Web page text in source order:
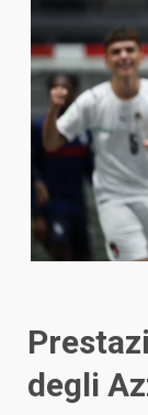
degli